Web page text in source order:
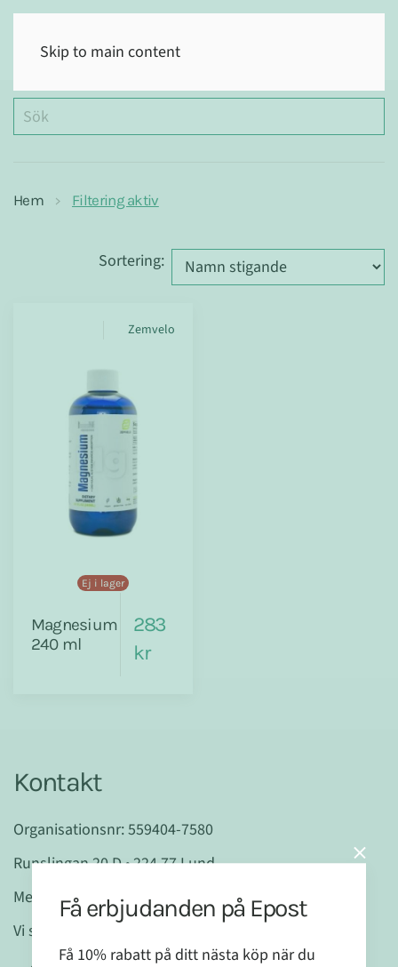
Skip to main content
Hem Filtering aktiv
Sortering:
Zemvelo
Ej i lager
Magnesium
240 ml
283
kr
Kontakt
Organisationsnr: 559404-7580
Runslingan 20 D • 224 77 Lund
Mejla oss gärna: info@mabranaturligt.se
Vi svarar inom 48 h
Få erbjudanden på Epost
Få 10% rabatt på ditt nästa köp när du